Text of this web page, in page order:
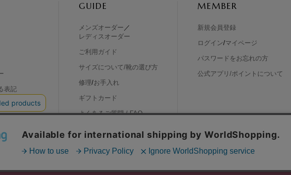
表記
GUIDE
メンズオーダー ／
レディスオーダー
ご利用ガイド
サイズについて/靴の選び方
修理/お手入れ
ギフトカード
よくあるご質問 / FAQ
MEMBER
新規会員登録
ログイン/マイページ
パスワードをお忘れの方
公式アプリ/ポイントについて